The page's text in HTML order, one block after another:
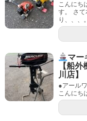
こんにち
す。 さて
り、、、
マー
【船
川店】
●アール
こんにち